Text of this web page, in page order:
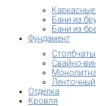
Каркасные
Бани из
Бани из
Фундамент
Свайно-
Ленточный
Отделка
Кровля